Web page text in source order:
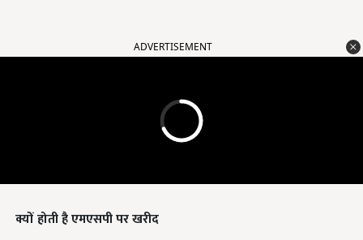
ADVERTISEMENT
क्यों होती है एमएसपी पर खरीद